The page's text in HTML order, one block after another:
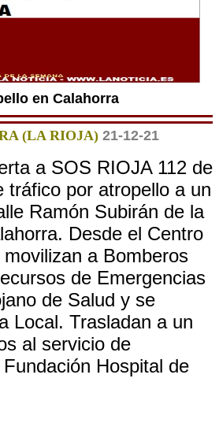
en Calahorra
(LA RIOJA) 21-12-21
a SOS RIOJA 112 de
tráfico por atropello a un
Ramón Subirán de la
Desde el Centro
a Bomberos
de Emergencias
de Salud y se
Local. Trasladan a un
al servicio de
Hospital de